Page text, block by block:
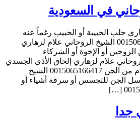
في السعودية
جلب الحبيبة أو الحبيب رغماً عنه
بالسحر السفلي 0015065166417 الشيخ الروحاني علام لزهاري
الزوجين أو الإخوة أو الشركاء
الشيخ الروحاني علام لزهاري إلحاق الأذى الجسدي
أو النفسي باستخدام الخدام من الجن 0015065166417 الشيخ
الجن للتجسس أو سرقة أشياء أو